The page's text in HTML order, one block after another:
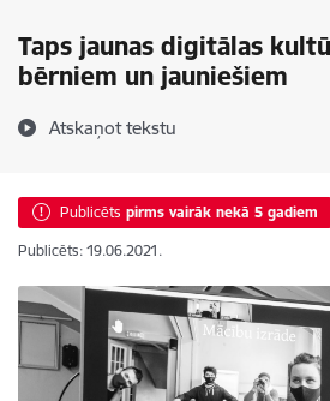
Taps jaunas digitālas
bērniem un jauniešiem
Atskaņot tekstu
Publicēts pirms vairāk nekā 5 gadiem
Publicēts: 19.06.2021.